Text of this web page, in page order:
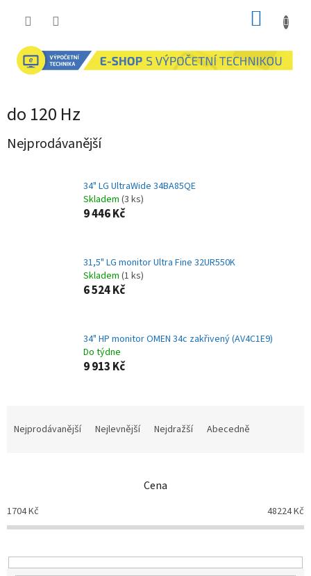
do 120 Hz
Nejprodávanější
34" LG UltraWide 34BA85QE
Skladem (3 ks)
9 446 Kč
31,5" LG monitor Ultra Fine 32UR550K
Skladem (1 ks)
6 524 Kč
34" HP monitor OMEN 34c zakřivený (AV4C1E9)
Do týdne
9 913 Kč
p
r
o
u
Nejprodávanější Nejlevnější Nejdražší Abecedně
Cena
1704Kč 48224Kč